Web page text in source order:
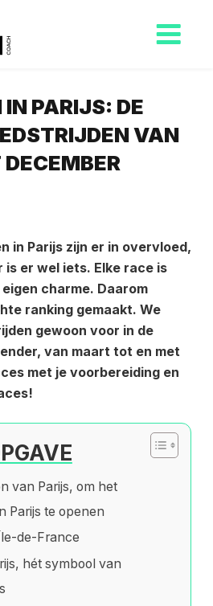
PARIJS: DE
VAN
in Parijs zijn er in overvloed,
er wel iets. Elke race is
charme. Daarom
ranking gemaakt. We
gewoon voor in de
van maart tot en met
met je voorbereiding en
van Parijs, om het
Parijs te openen
de-France
hét symbool van